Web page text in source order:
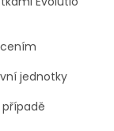
jednotky